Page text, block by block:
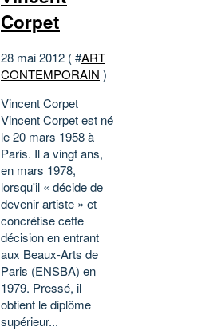
Corpet
28 mai 2012 ( #ART
CONTEMPORAIN )
Vincent Corpet
Vincent Corpet est né
le 20 mars 1958 à
Paris. Il a vingt ans,
en mars 1978,
lorsqu'il « décide de
devenir artiste » et
concrétise cette
décision en entrant
aux Beaux-Arts de
Paris (ENSBA) en
1979. Pressé, il
obtient le diplôme
supérieur...